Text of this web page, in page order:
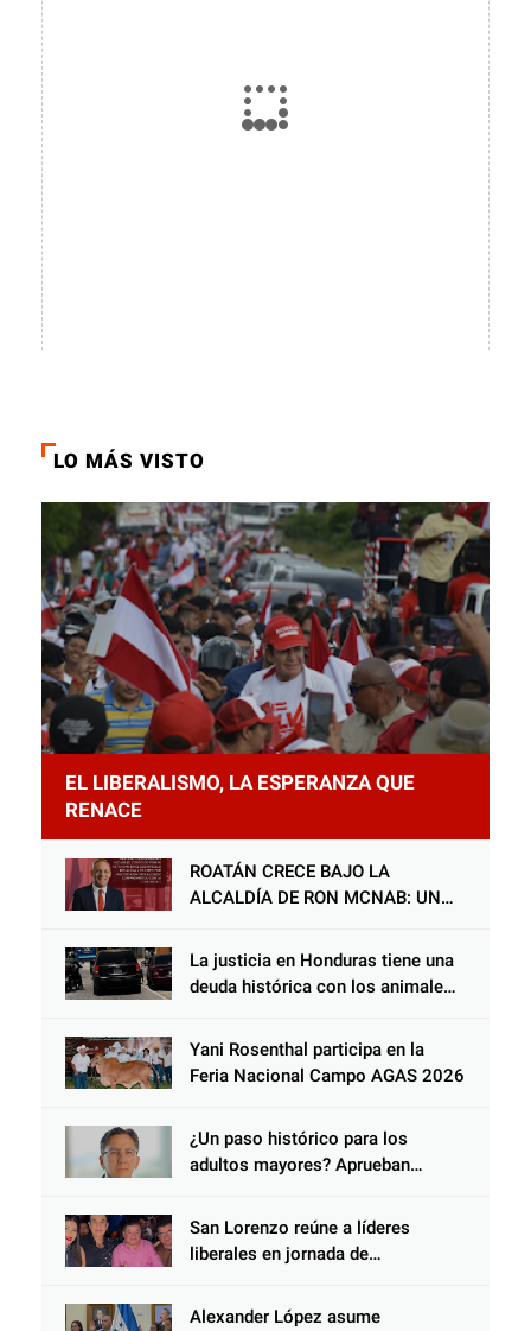
LO MÁS VISTO
EL LIBERALISMO, LA ESPERANZA QUE
RENACE
ROATÁN CRECE BAJO LA
ALCALDÍA DE RON MCNAB: UN
COMUNIDAD Y DEL PARTIDO
LIBERAL
La justicia en Honduras tiene una
deuda histórica con los animales,
peso de la ley al responsable de
Choloma es consolidar un Estado
que protege al verdugo y
Yani Rosenthal participa en la
Feria Nacional Campo AGAS 2026
¿Un paso histórico para los
adultos mayores? Aprueban
Salomón Nazar para fortalecer su
protección en Honduras
San Lorenzo reúne a líderes
liberales en jornada de
Alexander López asume